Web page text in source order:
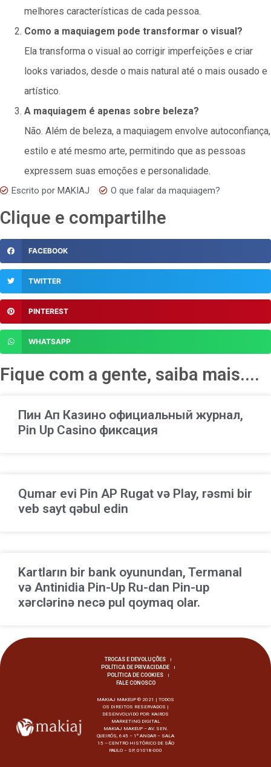
melhores características de cada pessoa.
Como a maquiagem pode transformar o visual?
Ela transforma o visual ao corrigir imperfeições e criar
looks variados, desde o mais natural até o mais ousado e
artístico.
A maquiagem é apenas sobre beleza?
Não. Além de beleza, a maquiagem envolve autoconfiança,
estilo e até mesmo arte, permitindo que as pessoas
expressem suas emoções e personalidade.
Escrito por MAKIAJ O que falar da maquiagem?
Clique e compartilhe
FACEBOOK
TWITTER
PINTEREST
WHATSAPP
Fique com a gente, saiba mais....
Пин Ап Казино официальный журнал,
Pin Up Casino фиксация
Qumar evi Pin AP Rugat və Play, rəsmi bir
veb sayt qəbul edin
Kartların bir bank oyunundan, Termanal
və Antinidia Pin-Up Ru-dan Pin-up
xərclərinə necə pul qoymaq olar.
TROCAS E DEVOLUÇÕES
POLÍTICA DE PRIVACIDADE
POLÍTICA DE COOKIES
FALE CONOSCO
MAKIAJ MAKEUP © 2021 | TODOS
OS DIREITOS RESERVADOS |
DESENVOLVIDO POR: KAIROS
MARKETING DIGITAL
MAKIAJ MAKEUP – AV. SEN.
QUEIRÓS, 645 – 1º ANDAR – SALA
15 – CENTRO HISTÓRICO DE SÃO
PAULO – SP, 01018-000